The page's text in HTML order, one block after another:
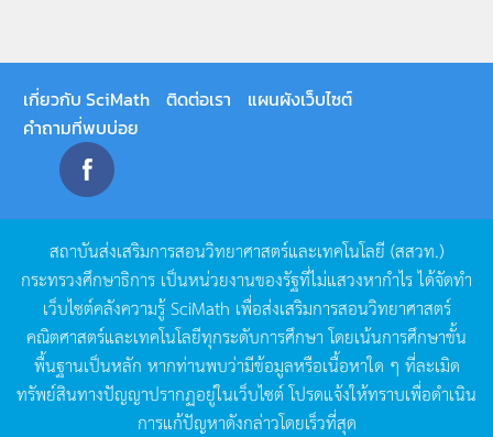
เกี่ยวกับ SciMath ติดต่อเรา
แผนผังเว็บไซต์
คำถามที่พบบ่อย
สถาบันส่งเสริมการสอนวิทยาศาสตร์และเทคโนโลยี (สสวท.)
กระทรวงศึกษาธิการ เป็นหน่วยงานของรัฐที่ไม่แสวงหากำไรได้จัดทำ
เว็บไซต์คลังความรู้SciMath เพื่อส่งเสริมการสอนวิทยาศาสตร์
คณิตศาสตร์และเทคโนโลยีทุกระดับการศึกษา โดยเน้นการศึกษาขั้น
พื้นฐานเป็นหลัก หากท่านพบว่ามีข้อมูลหรือเนื้อหาใด ๆ ที่ละเมิด
ทรัพย์สินทางปัญญาปรากฏอยู่ในเว็บไซต์โปรดแจ้งให้ทราบเพื่อดำเนิน
การแก้ปัญหาดังกล่าวโดยเร็วที่สุด